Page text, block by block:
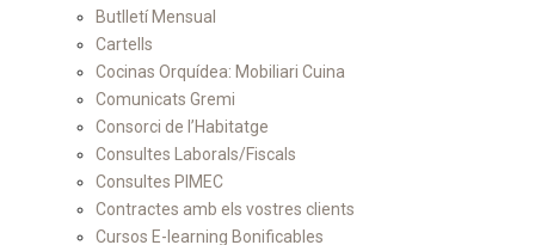
Butlletí Mensual
Cartells
Cocinas Orquídea: Mobiliari Cuina
Comunicats Gremi
Consorci de l’Habitatge
Consultes Laborals/Fiscals
Consultes PIMEC
Contractes amb els vostres clients
Cursos E-learning Bonificables